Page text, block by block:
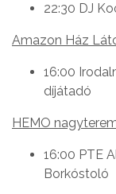
22:30 DJ
Amazon Ház
16:00
díjátadó
HEMO
16:00 PTE
Borkóstoló